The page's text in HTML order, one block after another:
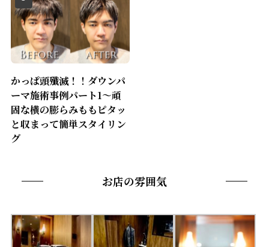
かっぱ頭殲滅！！ダウンパ
ーマ施術事例パート1〜頑
固な横の膨らみももピタッ
と収まって簡単スタイリン
グ
お店の雰囲気